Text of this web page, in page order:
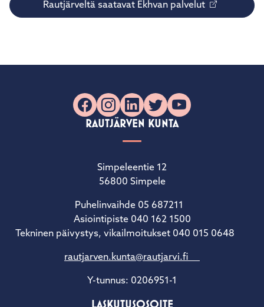
Rautjärveltä saatavat Ekhvan palvelut
Facebook
Instagram
LinkedIn
X YouTube
RAUTJÄRVEN KUNTA
Simpeleentie 12
56800 Simpele
Puhelinvaihde 05 687211
Asiointipiste 040 162 1500
Tekninen päivystys, vikailmoitukset 040 015 0648
rautjarven.kunta@rautjarvi.fi
Y-tunnus: 0206951-1